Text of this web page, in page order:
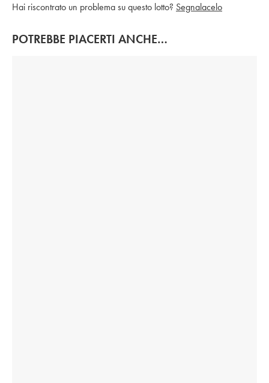
Hai riscontrato un problema su questo lotto? Segnalacelo
POTREBBE PIACERTI ANCHE…